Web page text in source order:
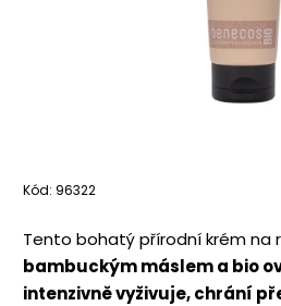
Kód: 96322
Tento bohatý přírodní krém na
bambuckým máslem a bio
intenzivně vyživuje, chrání